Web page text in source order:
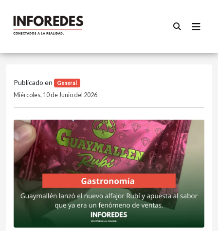
Publicado en General
Miércoles, 10 de Junio del 2026